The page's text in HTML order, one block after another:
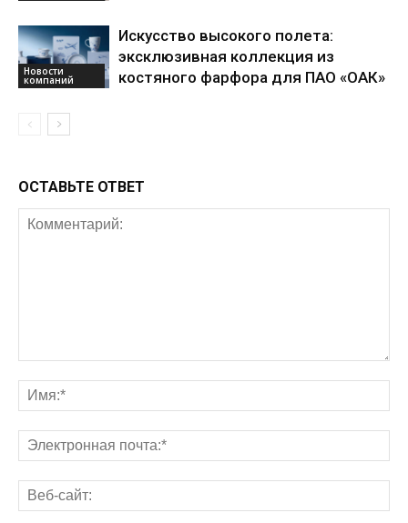
Новости
компаний
Искусство высокого полета:
эксклюзивная коллекция из
костяного фарфора для ПАО «ОАК»
ОСТАВЬТЕ ОТВЕТ